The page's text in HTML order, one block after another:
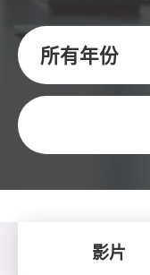
所有年份
关键字
影片